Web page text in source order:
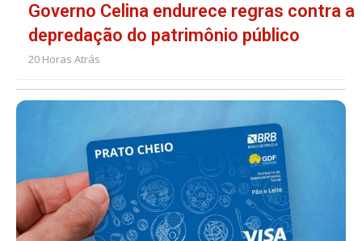
Governo Celina endurece regras contra a
depredação do patrimônio público
20 Horas Atrás